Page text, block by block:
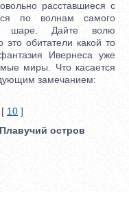
расставшиеся с
по волнам самого
шаре. Дайте волю
обитатели какой то
Ивернеса уже
миры. Что касается
замечанием:
10 ]
остров